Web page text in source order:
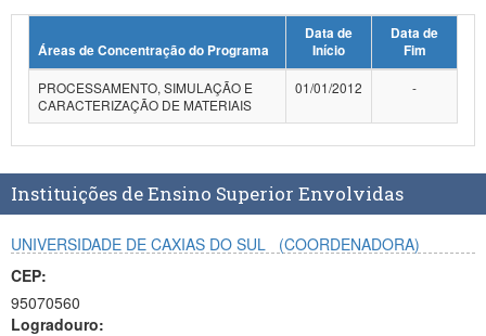
Áreas de Concentração do Programa
Data de
Início
Data de
Fim
PROCESSAMENTO, SIMULAÇÃO E
CARACTERIZAÇÃO DE MATERIAIS
01/01/2012 -
Instituições de Ensino Superior Envolvidas
UNIVERSIDADE DE CAXIAS DO SUL
(COORDENADORA)
CEP:
95070560
Logradouro: